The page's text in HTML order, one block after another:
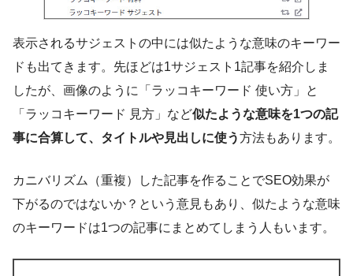
表示されるサジェストの中には似たような意味のキーワー
ドも出てきます。先ほどは1サジェスト1記事を紹介しま
したが、画像のように「ラッコキーワード 使い方」と
「ラッコキーワード 見方」など似たような意味を1つの記
事に合算して、タイトルや見出しに使う方法もあります。
カニバリズム（重複）した記事を作ることでSEO効果が
下がるのではないか？という意見もあり、似たような意味
のキーワードは1つの記事にまとめてしまう人もいます。